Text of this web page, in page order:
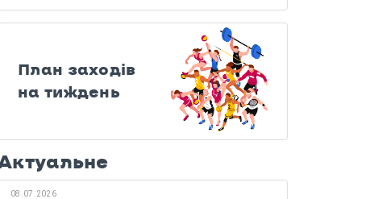
План заходів
на тиждень
08.07.2026